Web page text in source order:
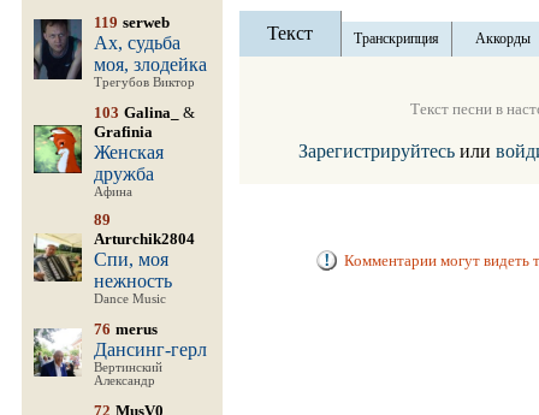
119 serweb
Ах, судьба
моя, злодейка
Трегубов Виктор
103 Galina_
&
Grafinia
Женская
дружба
Афина
89
Arturchik2804
Спи, моя
нежность
Dance Music
76 merus
Дансинг-герл
Вертинский
Александр
72 MusV0
Текст Транскрипция Аккорды
Текст песни в
Зарегистрируйтесь или
Комментарии могут видеть